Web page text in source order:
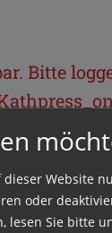
Bitte
Website
oder
lesen Sie bitte